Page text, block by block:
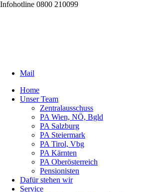
Infohotline 0800 210099
Mail
Home
Unser Team
Zentralausschuss
PA Wien, NÖ, Bgld
PA Salzburg
PA Steiermark
PA Tirol, Vbg
PA Kärnten
PA Oberösterreich
Pensionisten
Dafür stehen wir
Service